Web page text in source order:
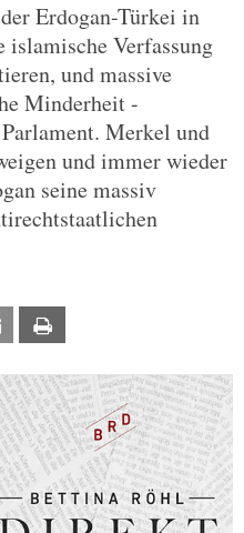
Erdogan-Türkei in
islamische Verfassung
und massive
Minderheit -
Merkel und
und immer wieder
seine massiv
Email